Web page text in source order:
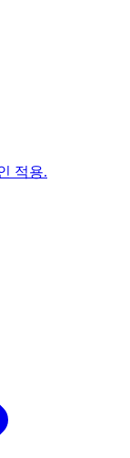
적용.